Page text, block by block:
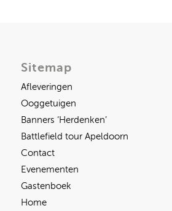
Sitemap
Afleveringen
Ooggetuigen
Banners ‘Herdenken’
Battlefield tour Apeldoorn
Contact
Evenementen
Gastenboek
Home